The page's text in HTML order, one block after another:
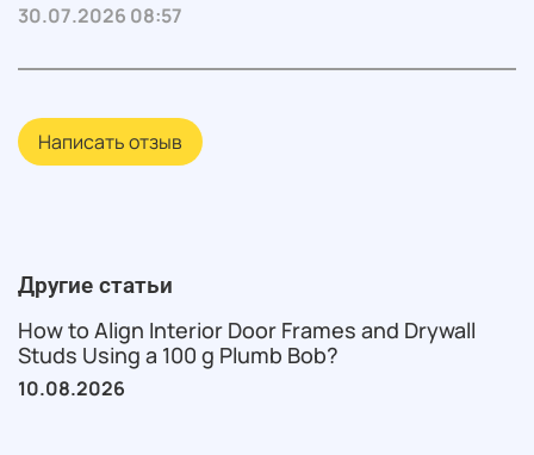
30.07.2026 08:57
Написать отзыв
Другие статьи
How to Align Interior Door Frames and Drywall
Studs Using a 100 g Plumb Bob?
10.08.2026